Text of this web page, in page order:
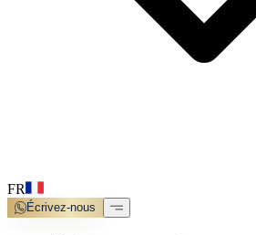
FR
Écrivez-nous